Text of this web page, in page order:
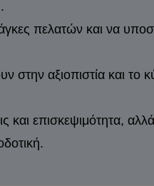
πελατών και να
στην αξιοπιστία και
και